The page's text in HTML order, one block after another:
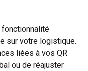
fonctionnalité
sur votre logistique.
liées à vos QR
ou de réajuster